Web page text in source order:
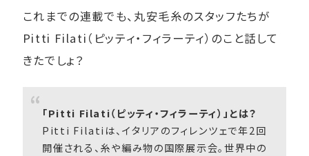
これまでの連載でも、丸安毛糸のスタッフたちが
Pitti Filati（ピッティ・フィラーティ）のこと話して
きたでしょ？
「Pitti Filati（ピッティ・フィラーティ）」とは？
Pitti Filatiは、イタリアのフィレンツェで年2回
開催される、糸や編み物の国際展示会。世界中の